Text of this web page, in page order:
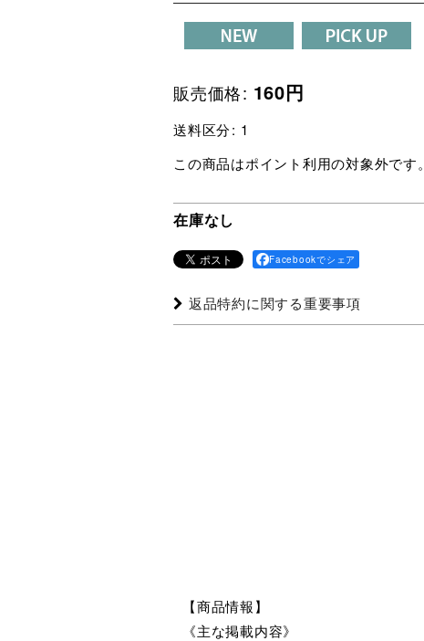
販売価格: 160円
送料区分: 1
この商品はポイント利用の対象外です。
在庫なし
Facebookでシェア
返品特約に関する重要事項
【商品情報】
《主な掲載内容》